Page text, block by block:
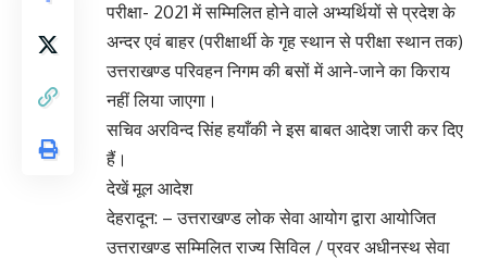
परीक्षा- 2021 में सम्मिलित होने वाले अभ्यर्थियों से प्रदेश के
अन्दर एवं बाहर (परीक्षार्थी के गृह स्थान से परीक्षा स्थान तक)
उत्तराखण्ड परिवहन निगम की बसों में आने-जाने का किराय
नहीं लिया जाएगा।
सचिव अरविन्द सिंह हयाँकी ने इस बाबत आदेश जारी कर दिए
हैं।
देखें मूल आदेश
देहरादून: – उत्तराखण्ड लोक सेवा आयोग द्वारा आयोजित
उत्तराखण्ड सम्मिलित राज्य सिविल / प्रवर अधीनस्थ सेवा